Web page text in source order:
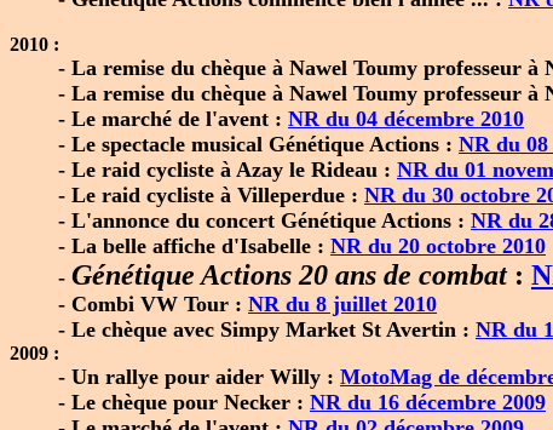
2010 :
- La remise du chèque à Nawel Toumy professeur à
- La remise du chèque à Nawel Toumy professeur à
- Le marché de l'avent : NR du 04 décembre 2010
- Le spectacle musical Génétique Actions : NR du 08
- Le raid cycliste à Azay le Rideau : NR du 01
- Le raid cycliste à Villeperdue : NR du 30 octobre
- L'annonce du concert Génétique Actions : NR du
- La belle affiche d'Isabelle : NR du 20 octobre 2010
- Génétique Actions 20 ans de combat :
- Combi VW Tour : NR du 8 juillet 2010
- Le chèque avec Simpy Market St Avertin : NR du
2009 :
- Un rallye pour aider Willy : MotoMag de
- Le chèque pour Necker : NR du 16 décembre 2009